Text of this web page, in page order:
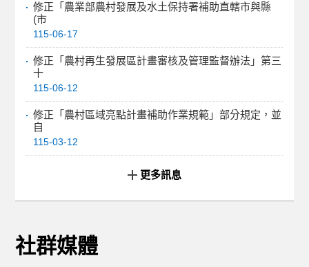
修正「農業部農村發展及水土保持署補助直轄市與縣
(市
115-06-17
修正「農村再生發展區計畫審核及管理監督辦法」第三
十
115-06-12
修正「農村區域亮點計畫補助作業規範」部分規定，並
自
115-03-12
更多訊息
社群媒體